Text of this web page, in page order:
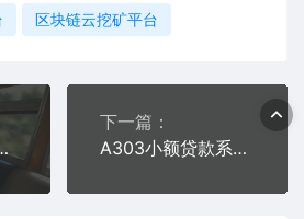
区块链云挖矿平台
矿 | 高效云算力矿机
下一篇：
A303小额贷款系统源码 | 支持多语言+二次开发